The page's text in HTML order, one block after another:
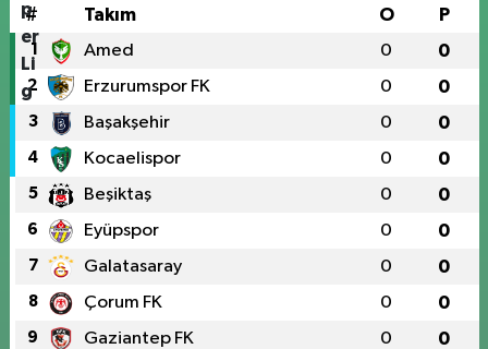
# Takım O P
1 Amed 0 0
2 Erzurumspor FK 0 0
3 Başakşehir 0 0
4 Kocaelispor 0 0
5 Beşiktaş 0 0
6 Eyüpspor 0 0
7 Galatasaray 0 0
8 Çorum FK 0 0
9 Gaziantep FK 0 0